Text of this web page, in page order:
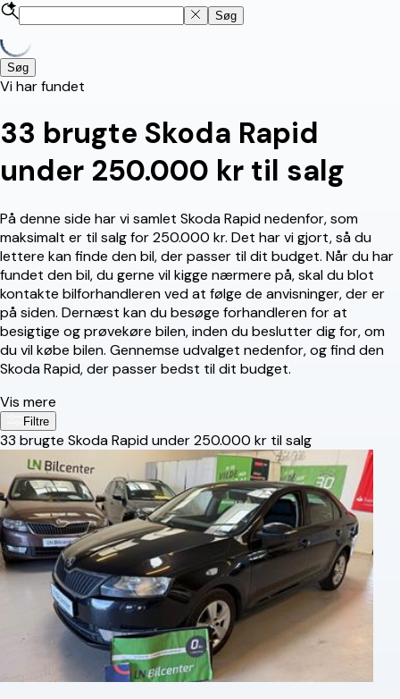
Søg
Søg
Vi har fundet
33 brugte Skoda Rapid
under 250.000 kr til salg
På denne side har vi samlet Skoda Rapid nedenfor, som
maksimalt er til salg for 250.000 kr. Det har vi gjort, så du
lettere kan finde den bil, der passer til dit budget. Når du har
fundet den bil, du gerne vil kigge nærmere på, skal du blot
kontakte bilforhandleren ved at følge de anvisninger, der er
på siden. Dernæst kan du besøge forhandleren for at
besigtige og prøvekøre bilen, inden du beslutter dig for, om
du vil købe bilen. Gennemse udvalget nedenfor, og find den
Skoda Rapid, der passer bedst til dit budget.
Vis mere
Filtre
33 brugte Skoda Rapid under 250.000 kr til salg